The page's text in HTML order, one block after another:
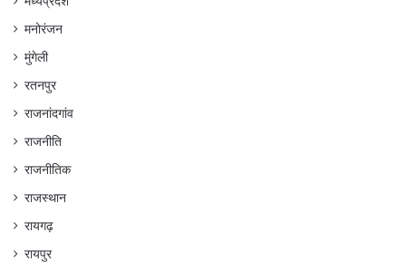
मनोरंजन
मुंगेली
रतनपुर
राजनांदगांव
राजनीति
राजनीतिक
राजस्थान
रायगढ़
रायपुर